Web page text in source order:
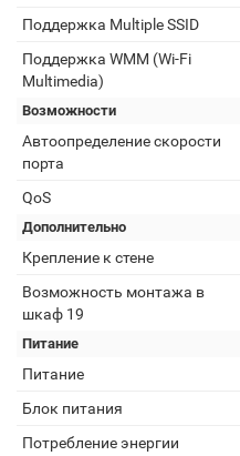
Поддержка Multiple SSID
Поддержка WMM (Wi-Fi
Multimedia)
Возможности
Автоопределение скорости
порта
QoS
Дополнительно
Крепление к стене
Возможность монтажа в
шкаф 19
Питание
Питание
Блок питания
Потребление энергии